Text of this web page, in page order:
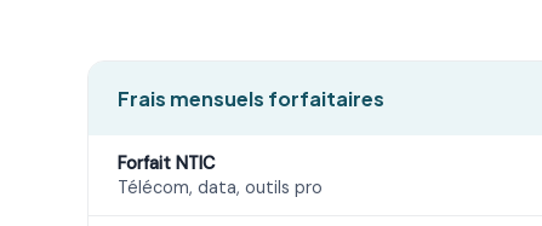
Frais mensuels forfaitaires
Forfait NTIC
Télécom, data, outils pro